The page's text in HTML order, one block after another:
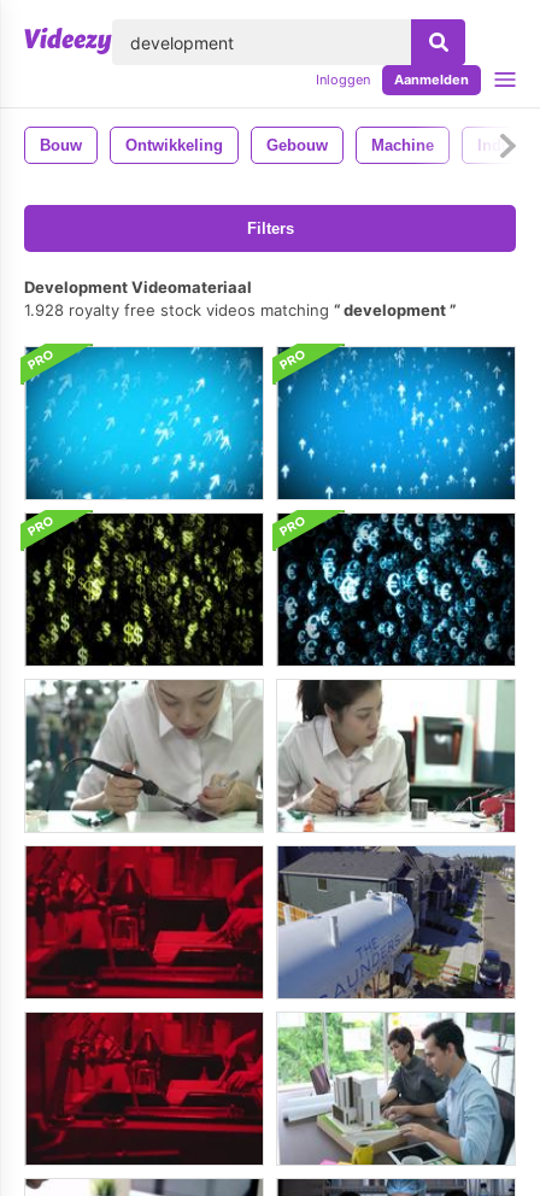
Inloggen Aanmelden
Bouw Ontwikkeling Gebouw Machine
Filters
Development Videomateriaal
1.928 royalty free stock videos matching
development